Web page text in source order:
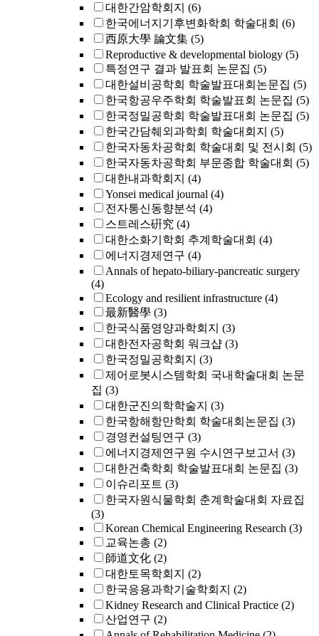
대한간암학회지 (6)
한국에너지기후변화학회 학술대회 (6)
西原大學 論文集 (5)
Reproductive & developmental biology (5)
특정연구 결과 발표회 논문집 (5)
대한설비공학회 학술발표대회논문집 (5)
한국항공우주학회 학술발표회 논문집 (5)
한국정밀공학회 학술발표대회 논문집 (5)
한국간담췌외과학회 학술대회지 (5)
한국자동차공학회 학술대회 및 전시회 (5)
한국자동차공학회 부문종합 학술대회 (5)
대한내과학회지 (4)
Yonsei medical journal (4)
전자통신동향분석 (4)
스트레스硏究 (4)
대한소화기학회 추계학술대회 (4)
에너지경제연구 (4)
Annals of hepato-biliary-pancreatic surgery
(4)
Ecology and resilient infrastructure (4)
最新醫學 (3)
한국식품영양과학회지 (3)
대한전자공학회 워크샵 (3)
한국정밀공학회지 (3)
제어로봇시스템학회 국내학술대회 논문
집 (3)
대한군진의학학술지 (3)
한국항해항만학회 학술대회논문집 (3)
경영컨설팅연구 (3)
에너지경제연구원 수시연구보고서 (3)
대한건축학회 학술발표대회 논문집 (3)
이슈리포트 (3)
한국자원식물학회 춘계학술대회 자료집
(3)
Korean Chemical Engineering Research (3)
교육논총 (2)
師道文化 (2)
대한토목학회지 (2)
한국응용과학기술학회지 (2)
Kidney Research and Clinical Practice (2)
산업연구 (2)